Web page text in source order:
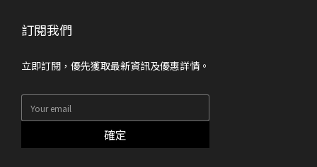
訂閱我們
立即訂閱，優先獲取最新資訊及優惠詳情。
確定